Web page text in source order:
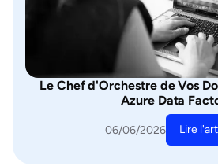
Le Chef d'Orchestre de Vos
Azure Data
06/06/2026 Lire